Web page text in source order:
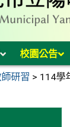
校園公告
研習 > 114學